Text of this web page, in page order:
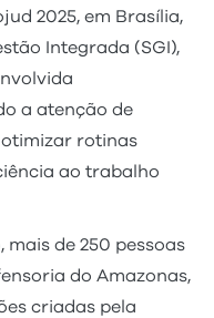
2025, em Brasília,
Integrada (SGI),
a atenção de
rotinas
ao trabalho
mais de 250 pessoas
do Amazonas,
criadas pela